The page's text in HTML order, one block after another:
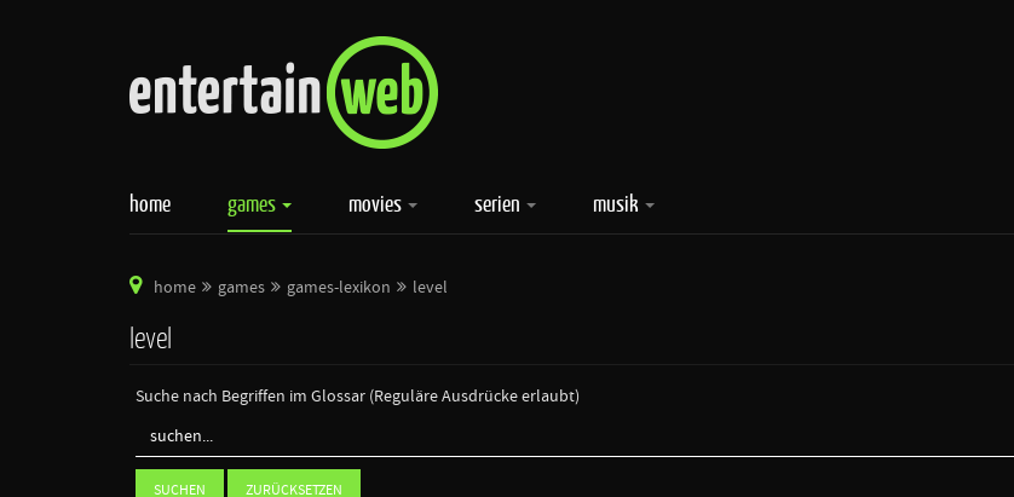
home games movies serien musik
home games games-lexikon level
level
Suche nach Begriffen im Glossar (Reguläre Ausdrücke erlaubt)